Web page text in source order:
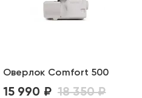
Оверлок Comfort 500
15 990 ₽ 18 350 ₽